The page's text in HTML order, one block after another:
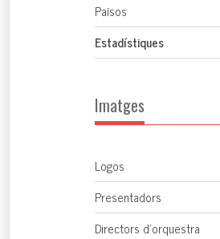
Països
Estadístiques
Imatges
Logos
Presentadors
Directors d'orquestra